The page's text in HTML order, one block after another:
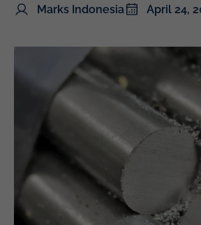
Marks Indonesia April 24,